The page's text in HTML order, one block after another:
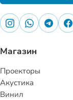
Магазин
Проекторы
Акустика
Винил